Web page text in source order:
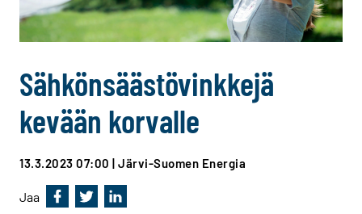
Sähkönsäästövinkkejä
kevään korvalle
13.3.2023 07:00 | Järvi-Suomen Energia
Jaa Jaa Facebookissa
Jaa Twitterissä
Jaa Linkedinissä